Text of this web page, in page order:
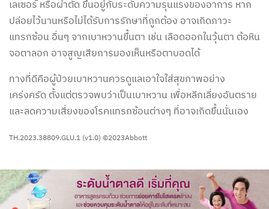
เลเซอร์ หรือผ่าตัด ขึ้นอยู่กับระดับความรุนแรงของอาการ หาก
ปล่อยไว้นานหรือไม่ได้รับการรักษาที่ถูกต้อง อาจเกิดภาวะ
แทรกซ้อน อื่นๆ จากเบาหวานขึ้นตา เช่น เลือดออกในวุ้นตา ต้อหิน
จอตาลอก อาจสูญเสียการมองเห็นหรือตาบอดได้
ทางที่ดีคือผู้ป่วยเบาหวานควรดูแลเอาใจใส่สุขภาพอย่าง
เคร่งครัด ตั้งแต่ตรวจพบว่าเป็นเบาหวาน เพื่อหลีกเลี่ยงอันตราย
และลดความเสี่ยงของโรคแทรกซ้อนต่างๆ ที่อาจเกิดขึ้นนั่นเอง
TH.2023.38809.GLU.1 (v1.0) ©2023Abbott